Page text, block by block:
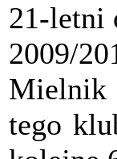
21-letni
2009/
Mielnik
tego